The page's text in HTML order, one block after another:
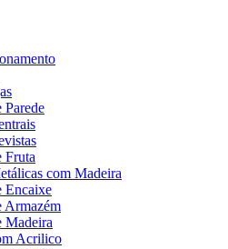
Parede
Fruta
com Madeira
Encaixe
Armazém
Madeira
Acrilico